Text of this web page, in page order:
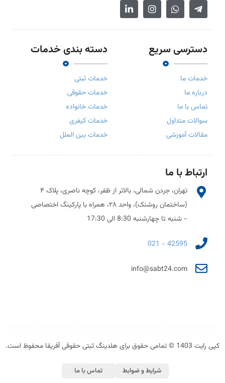
دسترسی سریع
خدمات ما
درباره ما
تماس با ما
سوالات متداول
مقالات آموزشی
دسته بندی خدمات
خدمات ثبتی
خدمات حقوقی
خدمات خانواده
خدمات کیفری
خدمات بین الملل
ارتباط با ما
تهران، جردن شمالی، بالاتر از ظفر، کوچه ناصری، پلاک ۴
(ساختمان روشنک)، واحد ۲۸، همراه با پارکینگ اختصاصی
- شنبه تا چهارشنبه 8:30 الی 17:30
42595 - 021
info@sabt24.com
کپی رایت 1403 © تمامی حقوق برای هلدینگ ثبتی حقوقی آفریقا محفوظ است.
شرایط و ضوابط تماس با ما